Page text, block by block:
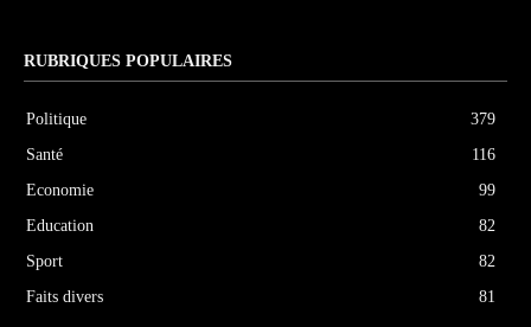
RUBRIQUES POPULAIRES
Politique
379
Santé
116
Economie
99
Education
82
Sport
82
Faits divers
81